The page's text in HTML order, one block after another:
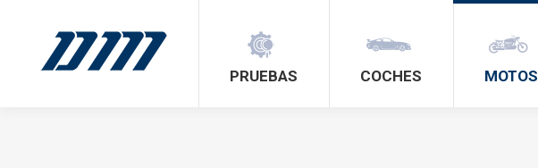
PRUEBAS COCHES MOTOS